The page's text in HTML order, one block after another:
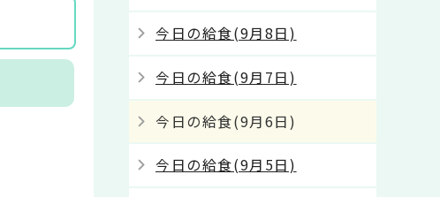
今日の給食(9月8日)
今日の給食(9月7日)
今日の給食(9月6日)
今日の給食(9月5日)